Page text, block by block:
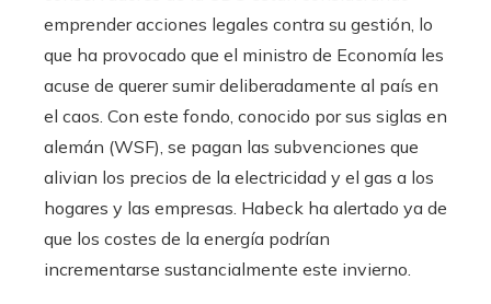
emprender acciones legales contra su gestión, lo
que ha provocado que el ministro de Economía les
acuse de querer sumir deliberadamente al país en
el caos. Con este fondo, conocido por sus siglas en
alemán (WSF), se pagan las subvenciones que
alivian los precios de la electricidad y el gas a los
hogares y las empresas. Habeck ha alertado ya de
que los costes de la energía podrían
incrementarse sustancialmente este invierno.